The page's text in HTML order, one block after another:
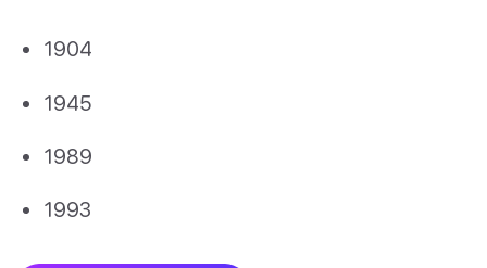
1904
1945
1989
1993